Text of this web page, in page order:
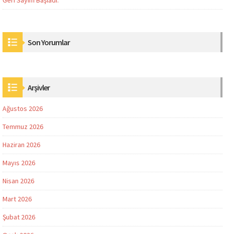
Son Yorumlar
Arşivler
Ağustos 2026
Temmuz 2026
Haziran 2026
Mayıs 2026
Nisan 2026
Mart 2026
Şubat 2026